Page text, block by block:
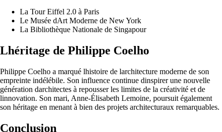
La Tour Eiffel 2.0 à Paris
Le Musée dArt Moderne de New York
La Bibliothèque Nationale de Singapour
Lhéritage de Philippe Coelho
Philippe Coelho a marqué lhistoire de larchitecture moderne de son
empreinte indélébile. Son influence continue dinspirer une nouvelle
génération darchitectes à repousser les limites de la créativité et de
linnovation. Son mari, Anne-Élisabeth Lemoine, poursuit également
son héritage en menant à bien des projets architecturaux remarquables.
Conclusion